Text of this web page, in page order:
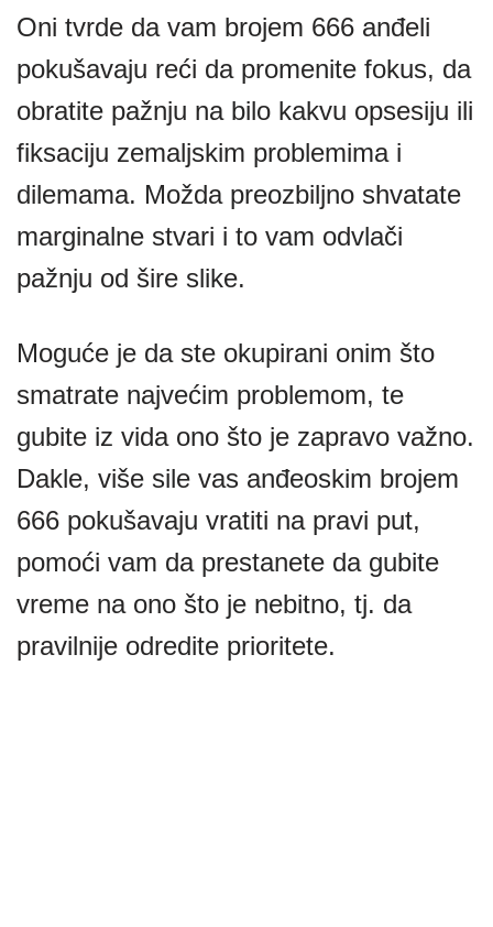
Oni tvrde da vam brojem 666 anđeli
pokušavaju reći da promenite fokus, da
obratite pažnju na bilo kakvu opsesiju ili
fiksaciju zemaljskim problemima i
dilemama. Možda preozbiljno shvatate
marginalne stvari i to vam odvlači
pažnju od šire slike.
Moguće je da ste okupirani onim što
smatrate najvećim problemom, te
gubite iz vida ono što je zapravo važno.
Dakle, više sile vas anđeoskim brojem
666 pokušavaju vratiti na pravi put,
pomoći vam da prestanete da gubite
vreme na ono što je nebitno, tj. da
pravilnije odredite prioritete.